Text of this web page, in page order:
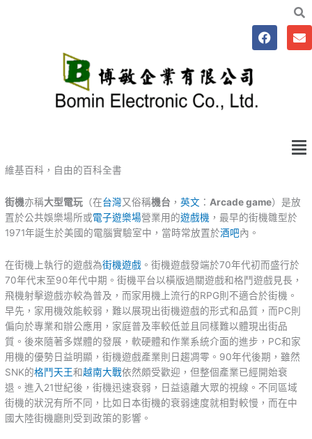
F
a
E
n
維基百科，自由的百科全書
街機亦稱大型電玩 （在台灣又俗稱機台 ，英文 ： Arcade game）是放
置於公共娛樂場所或電子遊樂場營業用的遊戲機 ，最早的街機雛型於
1971年誕生於美國的電腦實驗室中，當時常放置於酒吧內。
在街機上執行的遊戲為街機遊戲 。街機遊戲發端於70年代初而盛行於
70年代末至90年代中期。街機平台以橫版過關遊戲和格鬥遊戲見長，
飛機射擊遊戲亦較為普及，而家用機上流行的RPG則不適合於街機。
早先，家用機效能較弱，難以展現出街機遊戲的形式和品質，而PC則
偏向於專業和辦公應用，家庭普及率較低並且同樣難以體現出街品
質。後來隨著多媒體的發展，軟硬體和作業系統介面的進步，PC和家
用機的優勢日益明顯，街機遊戲產業則日趨凋零。90年代後期，雖然
SNK的格鬥天王和越南大戰依然頗受歡迎，但整個產業已經開始衰
退。進入21世紀後，街機迅速衰弱，日益遠離大眾的視線。不同區域
街機的狀況有所不同，比如日本街機的衰弱速度就相對較慢，而在中
國大陸街機廳則受到政策的影響。